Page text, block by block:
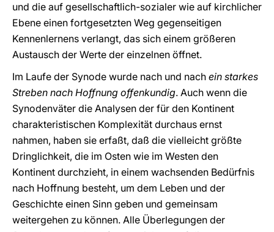
und die auf gesellschaftlich-sozialer wie auf kirchlicher
Ebene einen fortgesetzten Weg gegenseitigen
Kennenlernens verlangt, das sich einem größeren
Austausch der Werte der einzelnen öffnet.
Im Laufe der Synode wurde nach und nach ein starkes
Streben nach Hoffnung offenkundig. Auch wenn die
Synodenväter die Analysen der für den Kontinent
charakteristischen Komplexität durchaus ernst
nahmen, haben sie erfaßt, daß die vielleicht größte
Dringlichkeit, die im Osten wie im Westen den
Kontinent durchzieht, in einem wachsenden Bedürfnis
nach Hoffnung besteht, um dem Leben und der
Geschichte einen Sinn geben und gemeinsam
weitergehen zu können. Alle Überlegungen der